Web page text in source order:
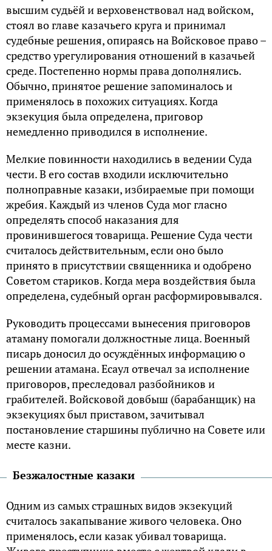
высшим судьёй и верховенствовал над войском,
стоял во главе казачьего круга и принимал
судебные решения, опираясь на Войсковое право –
средство урегулирования отношений в казачьей
среде. Постепенно нормы права дополнялись.
Обычно, принятое решение запоминалось и
применялось в похожих ситуациях. Когда
экзекуция была определена, приговор
немедленно приводился в исполнение.
Мелкие повинности находились в ведении Суда
чести. В его состав входили исключительно
полноправные казаки, избираемые при помощи
жребия. Каждый из членов Суда мог гласно
определять способ наказания для
провинившегося товарища. Решение Суда чести
считалось действительным, если оно было
принято в присутствии священника и одобрено
Советом стариков. Когда мера воздействия была
определена, судебный орган расформировывался.
Руководить процессами вынесения приговоров
атаману помогали должностные лица. Военный
писарь доносил до осуждённых информацию о
решении атамана. Есаул отвечал за исполнение
приговоров, преследовал разбойников и
грабителей. Войсковой довбыш (барабанщик) на
экзекуциях был приставом, зачитывал
постановление старшины публично на Совете или
месте казни.
Безжалостные казаки
Одним из самых страшных видов экзекуций
считалось закапывание живого человека. Оно
применялось, если казак убивал товарища.